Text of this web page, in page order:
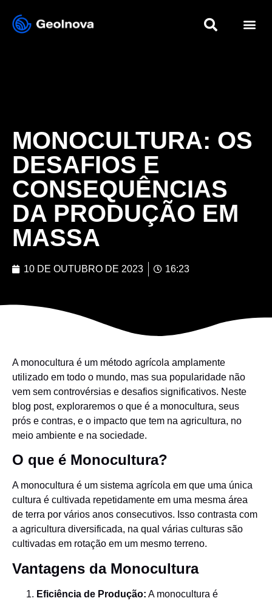
MONOCULTURA: OS
DESAFIOS E
CONSEQUÊNCIAS
DA PRODUÇÃO EM
MASSA
10 DE OUTUBRO DE 2023 16:23
A monocultura é um método agrícola amplamente
utilizado em todo o mundo, mas sua popularidade não
vem sem controvérsias e desafios significativos. Neste
blog post, exploraremos o que é a monocultura, seus
prós e contras, e o impacto que tem na agricultura, no
meio ambiente e na sociedade.
O que é Monocultura?
A monocultura é um sistema agrícola em que uma única
cultura é cultivada repetidamente em uma mesma área
de terra por vários anos consecutivos. Isso contrasta com
a agricultura diversificada, na qual várias culturas são
cultivadas em rotação em um mesmo terreno.
Vantagens da Monocultura
Eficiência de Produção: A monocultura é